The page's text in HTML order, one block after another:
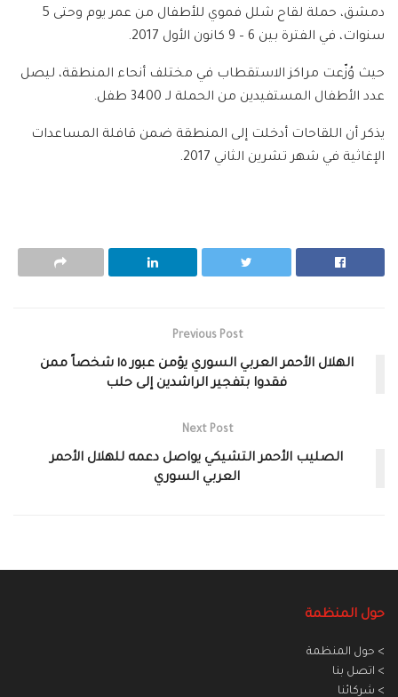
دمشق
، حملة لقاح شلل فموي للأطفال من عمر يوم وحتى 5
سنوات، في الفترة بين 6 – 9 كانون الأول 2017.
حيث وُزّعت مراكز الاستقطاب في مختلف أنحاء المنطقة، ليصل
عدد الأطفال المستفيدين من الحملة لـ 3400
طفل.
يذكر أن اللقاحات أدخلت إلى المنطقة ضمن قافلة المساعدات
الإغاثية في شهر تشرين الثاني 2017.
Previous Post
الهلال الأحمر العربي السوري يؤمن عبور ١٥ شخصاً ممن
فقدوا بتفجير الراشدين إلى حلب
Next Post
الصليب الأحمر التشيكي يواصل دعمه للهلال الأحمر
العربي السوري
حول المنظمة
> حول المنظمة
> اتصل بنا
> شركائنا